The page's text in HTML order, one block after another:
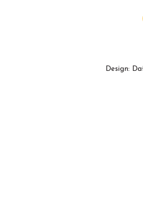
Design: